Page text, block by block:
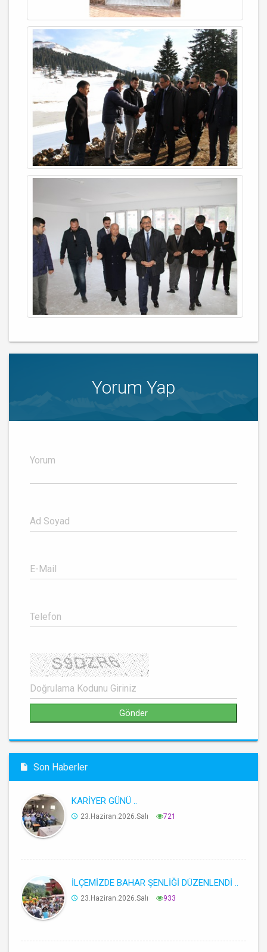
Yorum Yap
Son Haberler
KARİYER GÜNÜ ..
23.Haziran.2026.Salı 721
İLÇEMİZDE BAHAR ŞENLİĞİ DÜZENLENDİ ..
23.Haziran.2026.Salı 933